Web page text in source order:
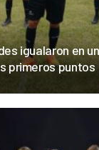
igualaron en
primeros puntos